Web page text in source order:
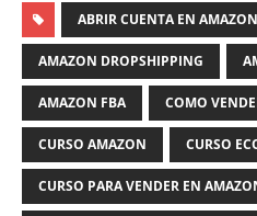
ABRIR CUENTA EN AMAZON
AMAZON DROPSHIPPING
AMAZON FBA COMO
CURSO AMAZON CURSO
CURSO PARA VENDER EN